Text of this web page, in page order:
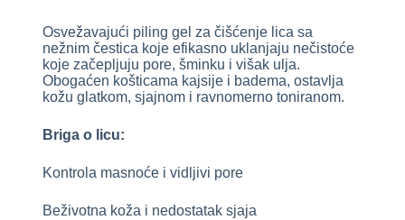
Osvežavajući piling gel za čišćenje lica sa
nežnim čestica koje efikasno uklanjaju nečistoće
koje začepljuju pore, šminku i višak ulja.
Obogaćen košticama kajsije i badema, ostavlja
kožu glatkom, sjajnom i ravnomerno toniranom.
Briga o licu:
Kontrola masnoće i vidljivi pore
Beživotna koža i nedostatak sjaja